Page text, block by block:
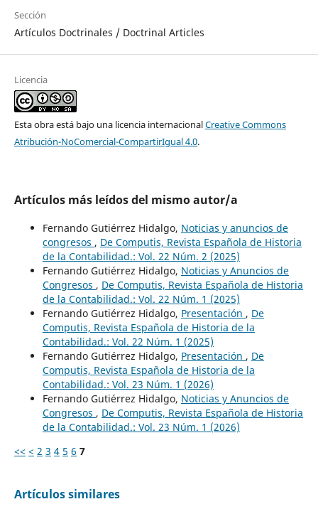
Sección
Artículos Doctrinales / Doctrinal Articles
Licencia
Esta obra está bajo una licencia internacionalCreative Commons
Atribución-NoComercial-CompartirIgual 4.0.
Artículos más leídos del mismo autor/a
Fernando Gutiérrez Hidalgo, Noticias y anuncios de
congresos , De Computis, Revista Española de Historia
de la Contabilidad.: Vol. 22 Núm. 2 (2025)
Fernando Gutiérrez Hidalgo, Noticias y Anuncios de
Congresos , De Computis, Revista Española de Historia
de la Contabilidad.: Vol. 22 Núm. 1 (2025)
Fernando Gutiérrez Hidalgo, Presentación , De
Computis, Revista Española de Historia de la
Contabilidad.: Vol. 22 Núm. 1 (2025)
Fernando Gutiérrez Hidalgo, Presentación , De
Computis, Revista Española de Historia de la
Contabilidad.: Vol. 23 Núm. 1 (2026)
Fernando Gutiérrez Hidalgo, Noticias y Anuncios de
Congresos , De Computis, Revista Española de Historia
de la Contabilidad.: Vol. 23 Núm. 1 (2026)
<< < 2 3 4 5 6 7
Artículos similares